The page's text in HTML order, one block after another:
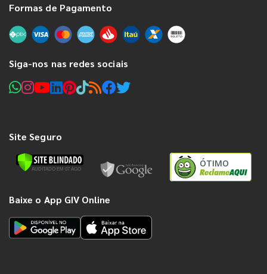
Formas de Pagamento
Siga-nos nas redes sociais
Site Seguro
ÓTIMO
Baixe o App GIV Online